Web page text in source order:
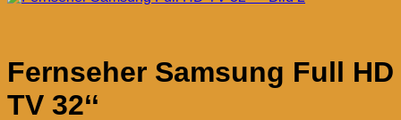
Fernseher Samsung Full HD
TV 32‘‘